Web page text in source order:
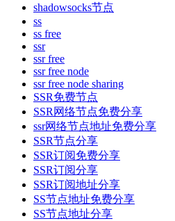
shadowsocks节点
ss
ss free
ssr
ssr free
ssr free node
ssr free node sharing
SSR免费节点
SSR网络节点免费分享
ssr网络节点地址免费分享
SSR节点分享
SSR订阅免费分享
SSR订阅分享
SSR订阅地址分享
SS节点地址免费分享
SS节点地址分享